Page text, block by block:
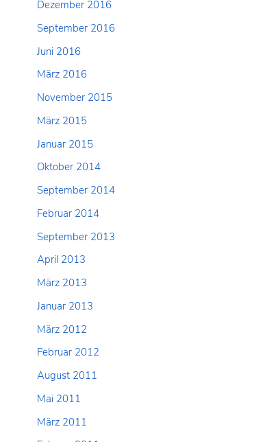
Dezember 2016
September 2016
Juni 2016
März 2016
November 2015
März 2015
Januar 2015
Oktober 2014
September 2014
Februar 2014
September 2013
April 2013
März 2013
Januar 2013
März 2012
Februar 2012
August 2011
Mai 2011
März 2011